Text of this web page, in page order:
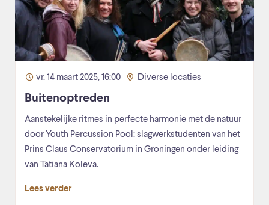
vr. 14 maart 2025, 16:00 Diverse locaties
Buitenoptreden
Aanstekelijke ritmes in perfecte harmonie met de natuur
door Youth Percussion Pool: slagwerkstudenten van het
Prins Claus Conservatorium in Groningen onder leiding
van Tatiana Koleva.
Lees verder